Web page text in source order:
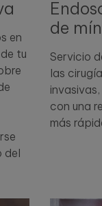
en
tu
del
de
Servicio
las
con una
más